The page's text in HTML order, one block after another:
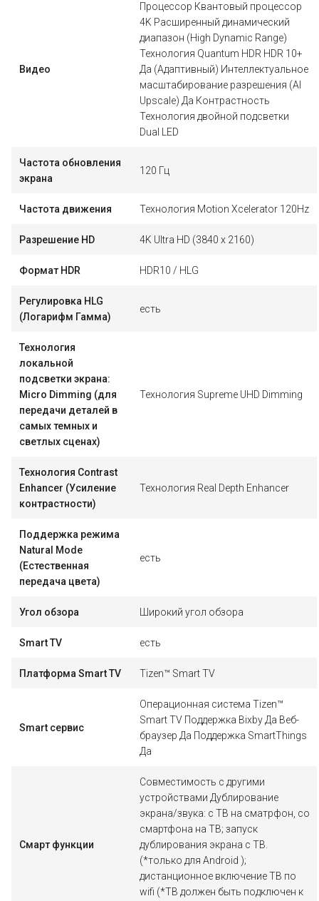
Видео
Процессор Квантовый процессор
4K Расширенный динамический
диапазон (High Dynamic Range)
Технология Quantum HDR HDR 10+
Да (Адаптивный) Интеллектуальное
масштабирование разрешения (AI
Upscale) Да Контрастность
Технология двойной подсветки
Dual LED
Частота обновления
экрана
120 Гц
Частота движения Технология Motion Xcelerator 120Hz
Разрешение HD 4K Ultra HD (3840 x 2160)
Формат HDR HDR10 / HLG
Регулировка HLG
(Логарифм Гамма)
есть
Технология
локальной
подсветки экрана:
Micro Dimming (для
передачи деталей в
самых темных и
светлых сценах)
Технология Supreme UHD Dimming
Технология Contrast
Enhancer (Усиление
контрастности)
Технология Real Depth Enhancer
Поддержка режима
Natural Mode
(Естественная
передача цвета)
есть
Угол обзора Широкий угол обзора
Smart TV есть
Платформа Smart TV Tizen™ Smart TV
Smart сервис
Операционная система Tizen™
Smart TV Поддержка Bixby Да Веб-
браузер Да Поддержка SmartThings
Да
Смарт функции
Совместимость с другими
устройствами Дублирование
экрана/звука: с ТВ на сматрфон, со
смартфона на ТВ; запуск
дублирования экрана с ТВ.
(*только для Android );
дистанционное включение ТВ по
wifi (*ТВ должен быть подключен к